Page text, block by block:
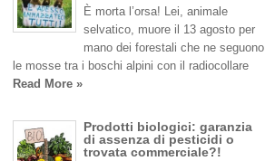
È morta l’orsa! Lei, animale
selvatico, muore il 13 agosto per
mano dei forestali che ne seguono
le mosse tra i boschi alpini con il radiocollare
Read More »
Prodotti biologici: garanzia
di assenza di pesticidi o
trovata commerciale?!